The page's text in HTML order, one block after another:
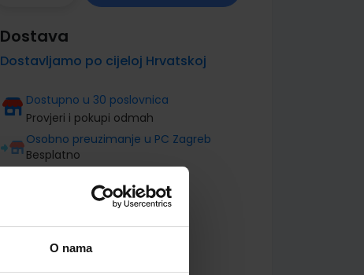
O nama
Dostava
Dostavljamo po cijeloj Hrvatskoj
Dostupno u 30 poslovnica
Provjeri i pokupi odmah
Osobno preuzimanje u PC Zagreb
Besplatno